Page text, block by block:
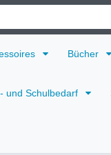
Bücher
und Schulbedarf